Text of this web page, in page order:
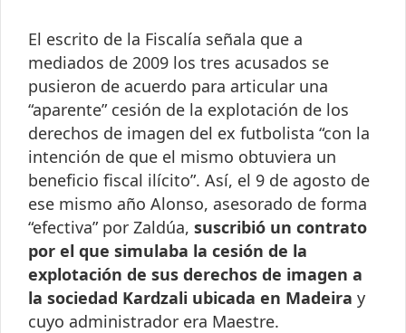
El escrito de la Fiscalía señala que a
mediados de 2009 los tres acusados se
pusieron de acuerdo para articular una
“aparente” cesión de la explotación de los
derechos de imagen del ex futbolista “con la
intención de que el mismo obtuviera un
beneficio fiscal ilícito”. Así, el 9 de agosto de
ese mismo año Alonso, asesorado de forma
“efectiva” por Zaldúa, suscribió un contrato
por el que simulaba la cesión de la
explotación de sus derechos de imagen a
la sociedad Kardzali ubicada en Madeira y
cuyo administrador era Maestre.